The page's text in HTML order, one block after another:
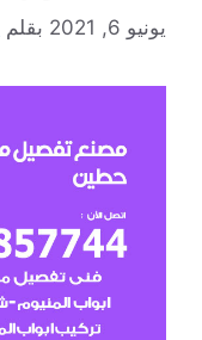
يونيو 6, 2021 بقلم